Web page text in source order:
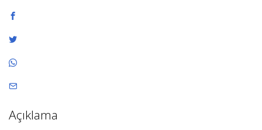
Açıklama